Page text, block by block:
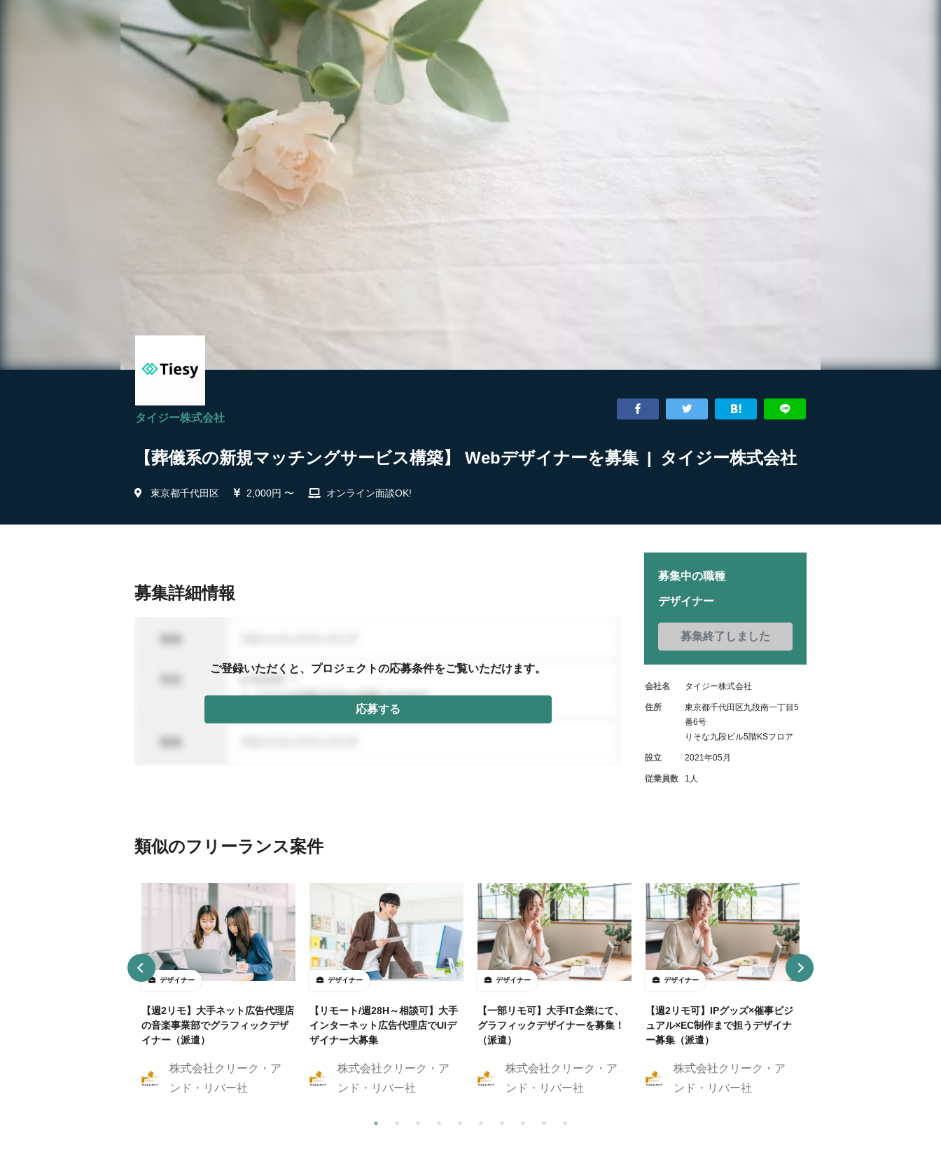
タイジー株式会社
【葬儀系の新規マッチングサービス構築】 Webデザイナーを募集 | タイジー株式会社
東京都千代田区 2,000円 〜 オンライン面談OK!
募集詳細情報
ご登録いただくと、プロジェクトの応募条件をご覧いただけます。
応募する
募集中の職種
デザイナー
募集終了しました
会社名 タイジー株式会社
住所
東京都千代田区九段南一丁目5
番6号
りそな九段ビル5階KSフロア
設立 2021年05月
従業員数 1人
類似のフリーランス案件
デザイナー
【週2リモ】大手ネット広告代理店
の音楽事業部でグラフィックデザ
イナー（派遣）
株式会社クリーク・ア
ンド・リバー社
デザイナー
【リモート/週28H～相談可】大手
インターネット広告代理店でUIデ
ザイナー大募集
株式会社クリーク・ア
ンド・リバー社
デザイナー
【一部リモ可】大手IT企業にて、
グラフィックデザイナーを募集！
（派遣）
株式会社クリーク・ア
ンド・リバー社
デザイナー
【週2リモ可】IPグッズ×催事ビジ
ュアル×EC制作まで担うデザイナ
ー募集（派遣）
株式会社クリーク・ア
ンド・リバー社